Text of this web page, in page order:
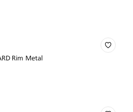
Rim Metal